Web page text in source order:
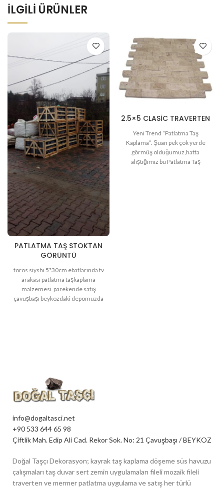
İLGILI ÜRÜNLER
PATLATMA TAŞ STOKTAN
GÖRÜNTÜ
toros siyshı 5*30cm ebatlarında tv
arakası patlatma taşkaplama
malzemesi parekende satış
çavuşbaşı beykozdaki depomuzda
2.5×5 CLASIC TRAVERTEN
Yeni Trend “Patlatma Taş
Kaplama”. Şuan pek çok yerde
görmüş olduğumuz,hatta
alıştığımız bu Patlatma Taş
info@dogaltasci.net
+90 533 644 65 98
Çiftlik Mah. Edip Ali Cad. Rekor Sok. No: 21 Çavuşbaşı / BEYKOZ
Doğal Taşçı Dekorasyon; kayrak taş kaplama döşeme süs havuzu
çalışmaları taş duvar sert zemin uygulamaları fileli mozaik fileli
traverten ve mermer patlatma uygulama ve satış her türlü